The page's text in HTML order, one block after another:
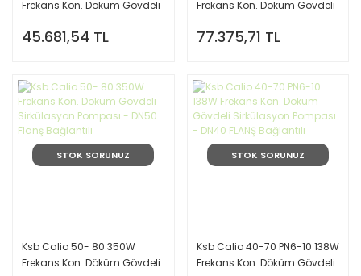
Frekans Kon. Döküm Gövdeli
Flanş Bağlantılı
45.681,54 TL
Frekans Kon. Döküm Gövdeli
FLANŞ Bağlantılı
77.375,71 TL
STOK SORUNUZ
Ksb Calio 50- 80 350W
Frekans Kon. Döküm Gövdeli
STOK SORUNUZ
Ksb Calio 40-70 PN6-10 138W
Frekans Kon. Döküm Gövdeli